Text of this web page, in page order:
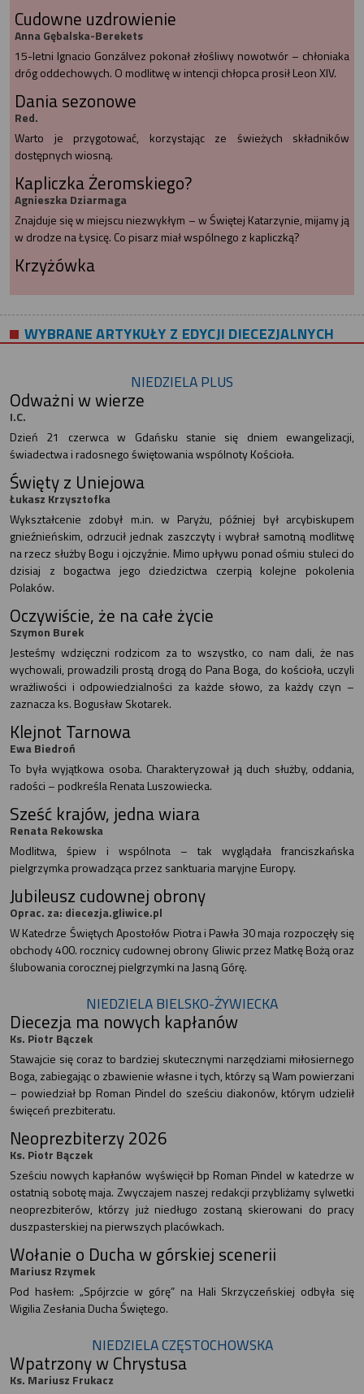
Cudowne uzdrowienie
Anna Gębalska-Berekets
15-letni Ignacio Gonzálvez pokonał złośliwy nowotwór – chłoniaka
dróg oddechowych. O modlitwę w intencji chłopca prosił Leon XIV.
Dania sezonowe
Red.
Warto je przygotować, korzystając ze świeżych składników
dostępnych wiosną.
Kapliczka Żeromskiego?
Agnieszka Dziarmaga
Znajduje się w miejscu niezwykłym – w Świętej Katarzynie, mijamy ją
w drodze na Łysicę. Co pisarz miał wspólnego z kapliczką?
Krzyżówka
WYBRANE ARTYKUŁY Z EDYCJI DIECEZJALNYCH
NIEDZIELA PLUS
Odważni w wierze
I.C.
Dzień 21 czerwca w Gdańsku stanie się dniem ewangelizacji,
świadectwa i radosnego świętowania wspólnoty Kościoła.
Święty z Uniejowa
Łukasz Krzysztofka
Wykształcenie zdobył m.in. w Paryżu, później był arcybiskupem
gnieźnieńskim, odrzucił jednak zaszczyty i wybrał samotną modlitwę
na rzecz służby Bogu i ojczyźnie. Mimo upływu ponad ośmiu stuleci do
dzisiaj z bogactwa jego dziedzictwa czerpią kolejne pokolenia
Polaków.
Oczywiście, że na całe życie
Szymon Burek
Jesteśmy wdzięczni rodzicom za to wszystko, co nam dali, że nas
wychowali, prowadzili prostą drogą do Pana Boga, do kościoła, uczyli
wrażliwości i odpowiedzialności za każde słowo, za każdy czyn –
zaznacza ks. Bogusław Skotarek.
Klejnot Tarnowa
Ewa Biedroń
To była wyjątkowa osoba. Charakteryzował ją duch służby, oddania,
radości – podkreśla Renata Luszowiecka.
Sześć krajów, jedna wiara
Renata Rekowska
Modlitwa, śpiew i wspólnota – tak wyglądała franciszkańska
pielgrzymka prowadząca przez sanktuaria maryjne Europy.
Jubileusz cudownej obrony
Oprac. za: diecezja.gliwice.pl
W Katedrze Świętych Apostołów Piotra i Pawła 30 maja rozpoczęły się
obchody 400. rocznicy cudownej obrony Gliwic przez Matkę Bożą oraz
ślubowania corocznej pielgrzymki na Jasną Górę.
NIEDZIELA BIELSKO-ŻYWIECKA
Diecezja ma nowych kapłanów
Ks. Piotr Bączek
Stawajcie się coraz to bardziej skutecznymi narzędziami miłosiernego
Boga, zabiegając o zbawienie własne i tych, którzy są Wam powierzani
– powiedział bp Roman Pindel do sześciu diakonów, którym udzielił
święceń prezbiteratu.
Neoprezbiterzy 2026
Ks. Piotr Bączek
Sześciu nowych kapłanów wyświęcił bp Roman Pindel w katedrze w
ostatnią sobotę maja. Zwyczajem naszej redakcji przybliżamy sylwetki
neoprezbiterów, którzy już niedługo zostaną skierowani do pracy
duszpasterskiej na pierwszych placówkach.
Wołanie o Ducha w górskiej scenerii
Mariusz Rzymek
Pod hasłem: „Spójrzcie w górę” na Hali Skrzyczeńskiej odbyła się
Wigilia Zesłania Ducha Świętego.
NIEDZIELA CZĘSTOCHOWSKA
Wpatrzony w Chrystusa
Ks. Mariusz Frukacz